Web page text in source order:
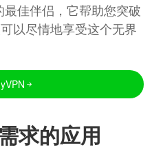
佳伴侣，它帮助您突破
以尽情地享受这个无界
求的应用